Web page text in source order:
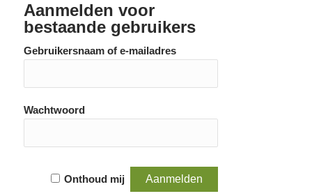
Aanmelden voor
bestaande gebruikers
Gebruikersnaam of e-mailadres
Wachtwoord
Onthoud mij